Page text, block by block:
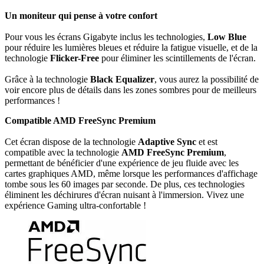
Un moniteur qui pense à votre confort
Pour vous les écrans Gigabyte inclus les technologies, Low Blue
pour réduire les lumières bleues et réduire la fatigue visuelle, et de la
technologie Flicker-Free pour éliminer les scintillements de l'écran.
Grâce à la technologie Black Equalizer, vous aurez la possibilité de
voir encore plus de détails dans les zones sombres pour de meilleurs
performances !
Compatible AMD FreeSync Premium
Cet écran dispose de la technologie Adaptive Sync et est
compatible avec la technologie AMD FreeSync Premium,
permettant de bénéficier d'une expérience de jeu fluide avec les
cartes graphiques AMD, même lorsque les performances d'affichage
tombe sous les 60 images par seconde. De plus, ces technologies
éliminent les déchirures d'écran nuisant à l'immersion. Vivez une
expérience Gaming ultra-confortable !